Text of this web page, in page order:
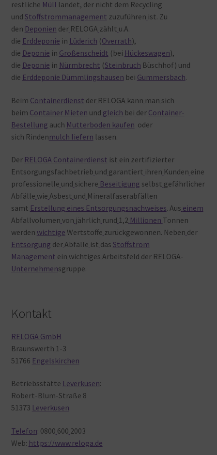
restliche Müll landet, der nicht dem Recycling
und Stoffstrommanagement zuzuführen ist. Zu
den Deponien der RELOGA zählt u.A.
die Erddeponie in Lüderich (Overrath),
die Deponie in Großenscheidt (bei Hückeswagen),
die Deponie in Nürmbrecht (Steinbruch Büschhof) und
die Erddeponie Dümmlingshausen bei Gummersbach.
Beim Containerdienst der RELOGA kann man sich
beim Container Mieten und gleich bei der Container-
Bestellung auch Mutterboden kaufen oder
sich Rindenmulch liefern lassen.
Der RELOGA Containerdienst ist ein zertifizierter
Entsorgungsfachbetrieb und garantiert ihren Kunden eine
professionelle und sichere Beseitigung selbst gefährlicher
Abfälle wie Asbest und Mineralfaserabfällen
samt Erstellung eines Entsorgungsnachweises. Aus einem
Abfallvolumen von jährlich rund 1,2 Millionen Tonnen
werden wichtige Wertstoffe zurückgewonnen. Neben der
Entsorgung derAbfälle ist das Stoffstrom
Management ein wichtiges Arbeitsfeld der RELOGA-
Unternehmensgruppe.
Kontakt
RELOGA GmbH
Braunswerth 1-3
51766 Engelskirchen
Betriebsstätte Leverkusen:
Robert-Blum-Straße 8
51373 Leverkusen
Telefon: 0800 600 2003
Web: https://www.reloga.de